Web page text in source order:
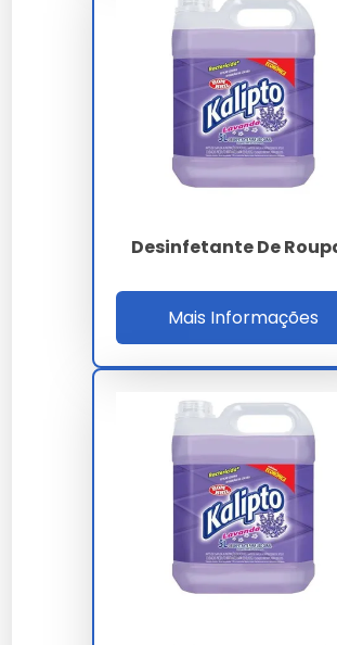
Perguntas Frequentes
Desinfetantes 5L
Desinfetante 5L é
contra vírus?
Como armazenar
corretamente?
Armazene o produto em local seco e
luz solar direta e fora do alcance de
Avaliações e
Avaliações dos
Usuários relatam alta satisfação com
Desinfetante De
Mais Informações